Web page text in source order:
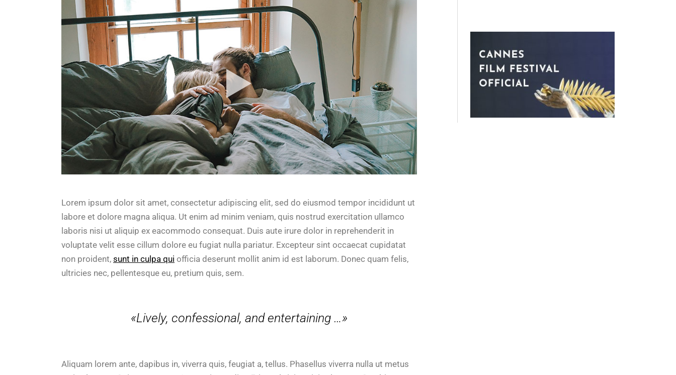
Lorem ipsum dolor sit amet, consectetur adipiscing elit, sed do eiusmod tempor incididunt ut
labore et dolore magna aliqua. Ut enim ad minim veniam, quis nostrud exercitation ullamco
laboris nisi ut aliquip ex eacommodo consequat. Duis aute irure dolor in reprehenderit in
voluptate velit esse cillum dolore eu fugiat nulla pariatur. Excepteur sint occaecat cupidatat
non proident, sunt in culpa qui officia deserunt mollit anim id est laborum. Donec quam felis,
ultricies nec, pellentesque eu, pretium quis, sem.
«Lively, confessional, and entertaining …»
Aliquam lorem ante, dapibus in, viverra quis, feugiat a, tellus. Phasellus viverra nulla ut metus